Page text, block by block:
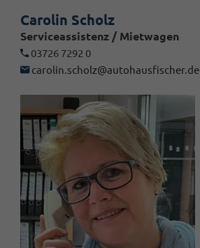
Carolin Scholz
Serviceassistenz / Mietwagen
03726 7292 0
carolin.scholz@autohausfischer.de